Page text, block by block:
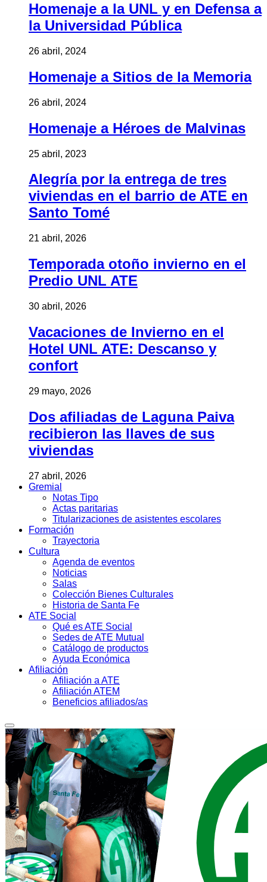
Homenaje a la UNL y en Defensa a
la Universidad Pública
26 abril, 2024
Homenaje a Sitios de la Memoria
26 abril, 2024
Homenaje a Héroes de Malvinas
25 abril, 2023
Alegría por la entrega de tres
viviendas en el barrio de ATE en
Santo Tomé
21 abril, 2026
Temporada otoño invierno en el
Predio UNL ATE
30 abril, 2026
Vacaciones de Invierno en el
Hotel UNL ATE: Descanso y
confort
29 mayo, 2026
Dos afiliadas de Laguna Paiva
recibieron las llaves de sus
viviendas
27 abril, 2026
Gremial
Notas Tipo
Actas paritarias
Titularizaciones de asistentes escolares
Formación
Trayectoria
Cultura
Agenda de eventos
Noticias
Salas
Colección Bienes Culturales
Historia de Santa Fe
ATE Social
Qué es ATE Social
Sedes de ATE Mutual
Catálogo de productos
Ayuda Económica
Afiliación
Afiliación a ATE
Afiliación ATEM
Beneficios afiliados/as